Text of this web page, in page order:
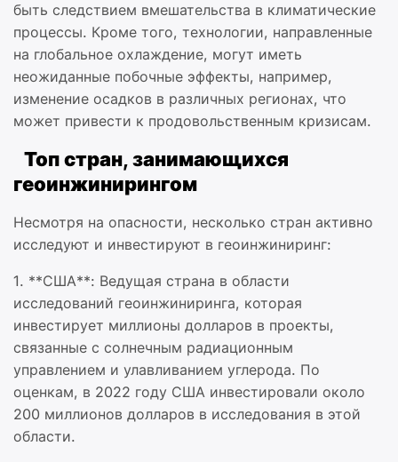
быть следствием вмешательства в климатические
процессы. Кроме того, технологии, направленные
на глобальное охлаждение, могут иметь
неожиданные побочные эффекты, например,
изменение осадков в различных регионах, что
может привести к продовольственным кризисам.
Топ стран, занимающихся
геоинжинирингом
Несмотря на опасности, несколько стран активно
исследуют и инвестируют в геоинжиниринг:
1. **США**: Ведущая страна в области
исследований геоинжиниринга, которая
инвестирует миллионы долларов в проекты,
связанные с солнечным радиационным
управлением и улавливанием углерода. По
оценкам, в 2022 году США инвестировали около
200 миллионов долларов в исследования в этой
области.